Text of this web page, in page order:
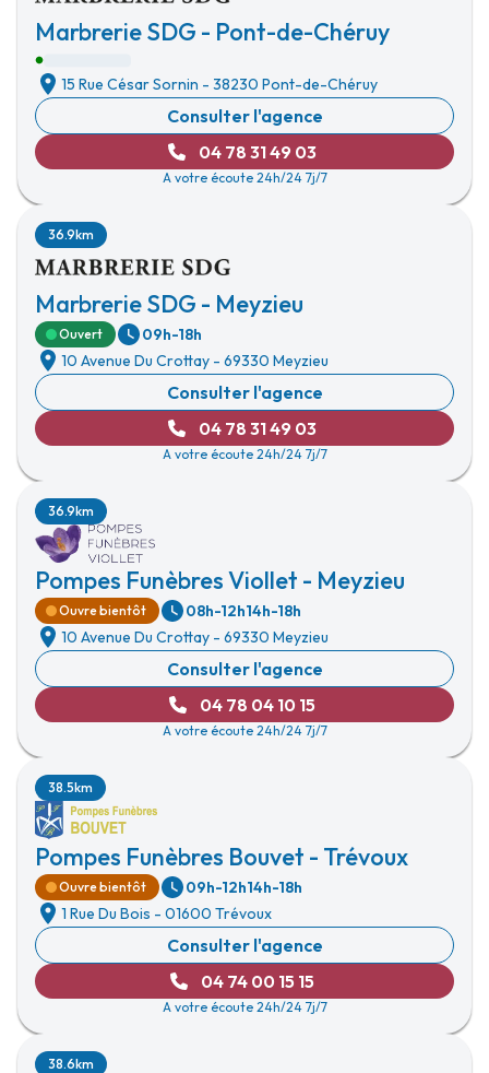
Marbrerie SDG - Pont-de-Chéruy
15 Rue César Sornin - 38230 Pont-de-Chéruy
Consulter l'agence
04 78 31 49 03
A votre écoute 24h/24 7j/7
Marbrerie SDG - Meyzieu
36.9km
Ouvert
09h-18h
10 Avenue Du Crottay - 69330 Meyzieu
Consulter l'agence
04 78 31 49 03
A votre écoute 24h/24 7j/7
Pompes Funèbres Viollet - Meyzieu
36.9km
Ouvre bientôt 08h-12h14h-18h
10 Avenue Du Crottay - 69330 Meyzieu
Consulter l'agence
04 78 04 10 15
A votre écoute 24h/24 7j/7
Pompes Funèbres Bouvet - Trévoux
38.5km
Ouvre bientôt 09h-12h14h-18h
1 Rue Du Bois - 01600 Trévoux
Consulter l'agence
04 74 00 15 15
A votre écoute 24h/24 7j/7
38.6km